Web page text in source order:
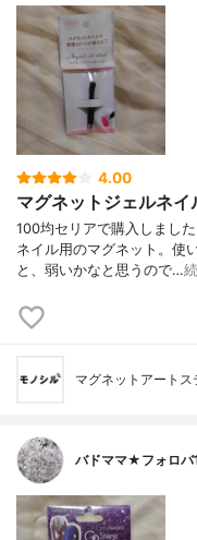
4.00
マグネットジェルネイ
100均セリアで購入しまし
ネイル用のマグネット。使
と、弱いかなと思うので…
マグネットアートス
バドママ★フォロ